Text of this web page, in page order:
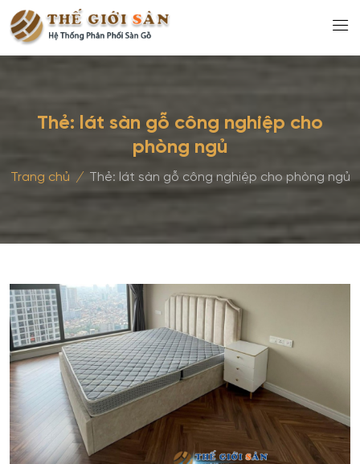
Thẻ: lát sàn gỗ công nghiệp cho
phòng ngủ
Trang chủ / Thẻ: lát sàn gỗ công nghiệp cho phòng ngủ